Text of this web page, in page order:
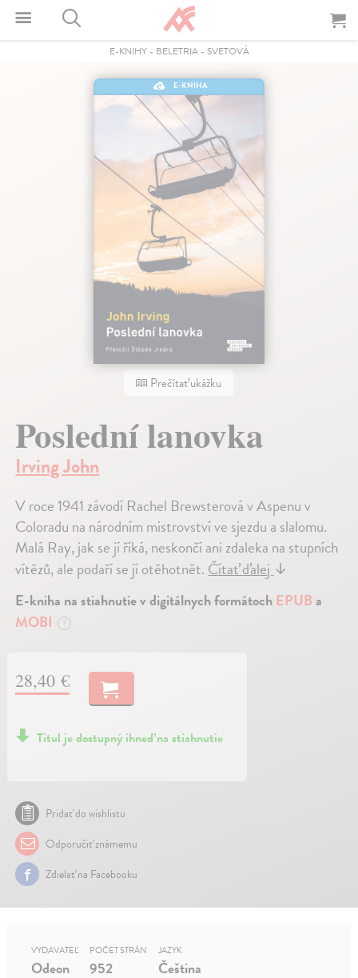
E-KNIHY- BELETRIA- SVETOVÁ
E-KNIHA
Prečítať ukážku
Poslední lanovka
Irving John
V roce 1941 závodí Rachel Brewsterová v Aspenu v
Coloradu na národním mistrovství ve sjezdu a slalomu.
Malá Ray, jak se jí říká, neskončí ani zdaleka na stupních
vítězů, ale podaří se jí otěhotnět.Čítať ďalej↓
E-kniha na stiahnutie v digitálnych formátoch EPUBa
MOBI
?
28,40 €
Titul je dostupný ihneď na stiahnutie
Pridať do wishlistu
Odporučiť známemu
Zdielať na Facebooku
VYDAVATEĽ
Odeon
POČET STRÁN
952
JAZYK
Čeština